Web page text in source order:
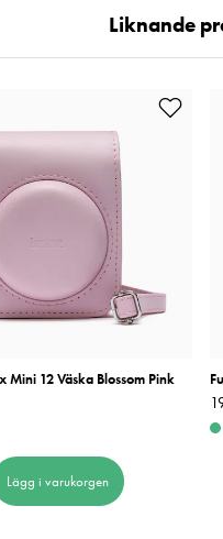
Liknande
Mini 12 Väska Blossom Pink
Lägg i varukorgen